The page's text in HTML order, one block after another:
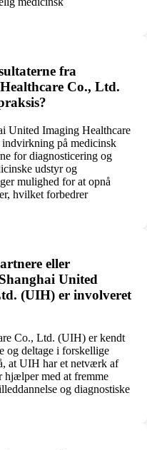
fra
Co., Ltd.
United Imaging Healthcare
på medicinsk
for diagnosticering og
udstyr og
mulighed for at opnå
hvilket forbedrer
eller
United
(UIH) er involveret
Co., Ltd. (UIH) er kendt
og deltage i forskellige
at UIH har et netværk af
hjælper med at fremme
og diagnostiske